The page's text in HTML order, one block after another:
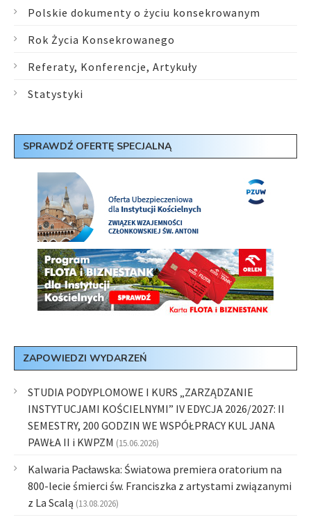
Polskie dokumenty o życiu konsekrowanym
Rok Życia Konsekrowanego
Referaty, Konferencje, Artykuły
Statystyki
SPRAWDŹ OFERTĘ SPECJALNĄ
ZAPOWIEDZI WYDARZEŃ
STUDIA PODYPLOMOWE I KURS „ZARZĄDZANIE
INSTYTUCJAMI KOŚCIELNYMI” IV EDYCJA 2026/2027: II
SEMESTRY, 200 GODZIN WE WSPÓŁPRACY KUL JANA
PAWŁA II i KWPZM (15.06.2026)
Kalwaria Pacławska: Światowa premiera oratorium na
800-lecie śmierci św. Franciszka z artystami związanymi
z La Scalą (13.08.2026)